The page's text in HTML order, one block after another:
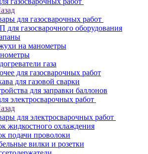
для газосварочных работ
для газосварочного оборудования
на манометры
газа
для газосварочных работ
для газовой сварки
для заправки баллонов
электросварочных работ
для электросварочных работ
жидкостного охлаждения
подачи проволоки
вилки и розетки